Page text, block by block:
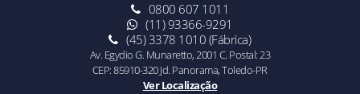
0800 607 1011
(11) 93366-9291
(45) 3378 1010 (Fábrica)
Av. Egydio G. Munaretto, 2001 C. Postal: 23
CEP: 85910-320 Jd. Panorama, Toledo-PR
Ver Localização